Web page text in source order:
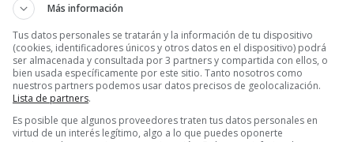
muchos animales, incluidos los animales de granja y las mascotas
por:
Más información
Tus datos personales se tratarán y la información de tu dispositivo
(cookies, identificadores únicos y otros datos en el dispositivo) podrá
ser almacenada y consultada por 3 partners y compartida con ellos, o
bien usada específicamente por este sitio. Tanto nosotros como
nuestros partners podemos usar datos precisos de geolocalización.
Lista de partners.
Es posible que algunos proveedores traten tus datos personales en
virtud de un interés legítimo, algo a lo que puedes oponerte